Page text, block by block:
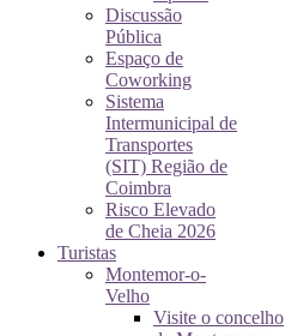
Discussão
Pública
Espaço de
Coworking
Sistema
Intermunicipal de
Transportes
(SIT) Região de
Coimbra
Risco Elevado
de Cheia 2026
Turistas
Montemor-o-
Velho
Visite o concelho